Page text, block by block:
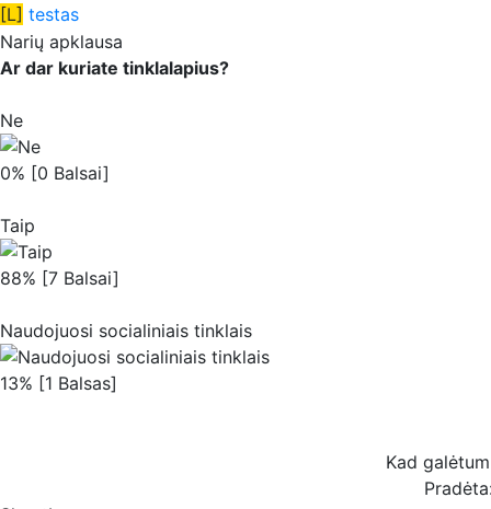
[L] testas
Narių apklausa
Ar dar kuriate tinklalapius?
Ne
0% [0 Balsai]
Taip
88% [7 Balsai]
Naudojuosi socialiniais tinklais
13% [1 Balsas]
Kad